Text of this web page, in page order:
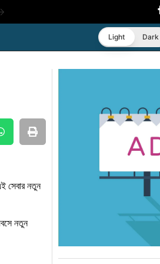
Light Dark
সেবার নতুন
নতুন